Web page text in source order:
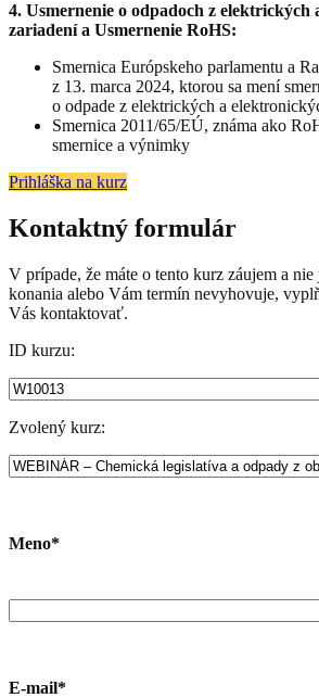
4. Usmernenie o odpadoch z elektrických
zariadení a Usmernenie RoHS:
Smernica Európskeho parlamentu a
z 13. marca 2024, ktorou sa mení
o odpade z elektrických a
Smernica 2011/65/EÚ, známa ako
smernice a výnimky
Prihláška na kurz
Kontaktný formulár
V prípade, že máte o tento kurz záujem a
konania alebo Vám termín nevyhovuje,
Vás kontaktovať.
ID kurzu:
Zvolený kurz:
Meno*
E-mail*